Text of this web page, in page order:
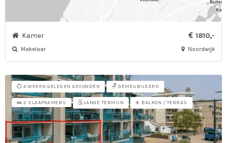
Kamer 1810,-
Makelaar Noordwijk
⏱️ 4 WEKEN GELEDEN GEVONDEN 🪑 GEMEUBILEERD
🛌 2 SLAAPKAMERS 🗓️ LANGE TERMIJN ☀️ BALKON / TERRAS